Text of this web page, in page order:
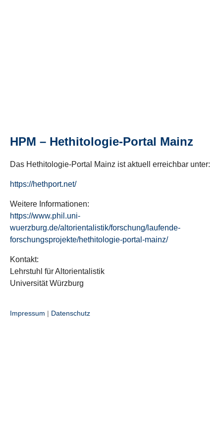
HPM – Hethitologie-Portal Mainz
Das Hethitologie-Portal Mainz ist aktuell erreichbar unter:
https://hethport.net/
Weitere Informationen:
https://www.phil.uni-
wuerzburg.de/altorientalistik/forschung/laufende-
forschungsprojekte/hethitologie-portal-mainz/
Kontakt:
Lehrstuhl für Altorientalistik
Universität Würzburg
Impressum | Datenschutz